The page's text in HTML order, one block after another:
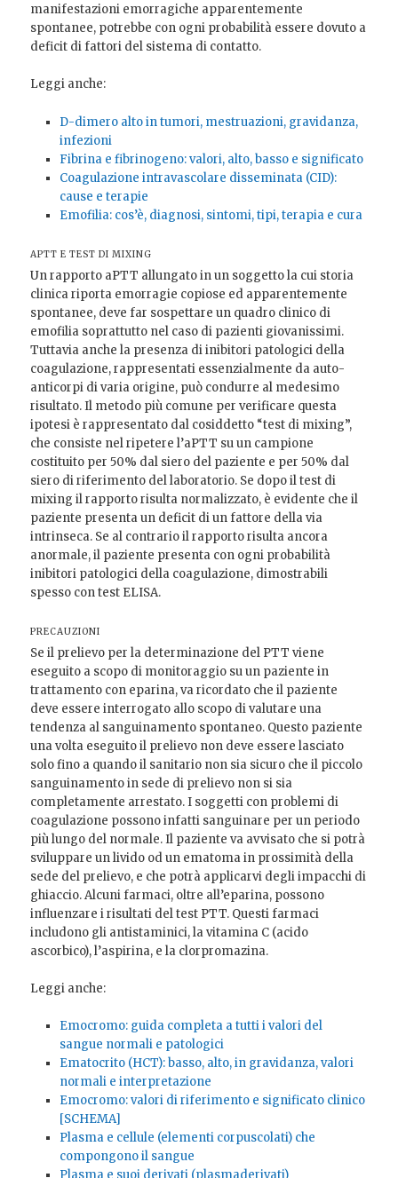
manifestazioni emorragiche apparentemente
spontanee, potrebbe con ogni probabilità essere dovuto a
deficit di fattori del sistema di contatto.
Leggi anche:
D-dimero alto in tumori, mestruazioni, gravidanza,
infezioni
Fibrina e fibrinogeno: valori, alto, basso e significato
Coagulazione intravascolare disseminata (CID):
cause e terapie
Emofilia: cos’è, diagnosi, sintomi, tipi, terapia e cura
APTT E TEST DI MIXING
Un rapporto aPTT allungato in un soggetto la cui storia
clinica riporta emorragie copiose ed apparentemente
spontanee, deve far sospettare un quadro clinico di
emofilia soprattutto nel caso di pazienti giovanissimi.
Tuttavia anche la presenza di inibitori patologici della
coagulazione, rappresentati essenzialmente da auto-
anticorpi di varia origine, può condurre al medesimo
risultato. Il metodo più comune per verificare questa
ipotesi è rappresentato dal cosiddetto “test di mixing”,
che consiste nel ripetere l’aPTT su un campione
costituito per 50% dal siero del paziente e per 50% dal
siero di riferimento del laboratorio. Se dopo il test di
mixing il rapporto risulta normalizzato, è evidente che il
paziente presenta un deficit di un fattore della via
intrinseca. Se al contrario il rapporto risulta ancora
anormale, il paziente presenta con ogni probabilità
inibitori patologici della coagulazione, dimostrabili
spesso con test ELISA.
PRECAUZIONI
Se il prelievo per la determinazione del PTT viene
eseguito a scopo di monitoraggio su un paziente in
trattamento con eparina, va ricordato che il paziente
deve essere interrogato allo scopo di valutare una
tendenza al sanguinamento spontaneo. Questo paziente
una volta eseguito il prelievo non deve essere lasciato
solo fino a quando il sanitario non sia sicuro che il piccolo
sanguinamento in sede di prelievo non si sia
completamente arrestato. I soggetti con problemi di
coagulazione possono infatti sanguinare per un periodo
più lungo del normale. Il paziente va avvisato che si potrà
sviluppare un livido od un ematoma in prossimità della
sede del prelievo, e che potrà applicarvi degli impacchi di
ghiaccio. Alcuni farmaci, oltre all’eparina, possono
influenzare i risultati del test PTT. Questi farmaci
includono gli antistaminici, la vitamina C (acido
ascorbico), l’aspirina, e la clorpromazina.
Leggi anche:
Emocromo: guida completa a tutti i valori del
sangue normali e patologici
Ematocrito (HCT): basso, alto, in gravidanza, valori
normali e interpretazione
Emocromo: valori di riferimento e significato clinico
[SCHEMA]
Plasma e cellule (elementi corpuscolati) che
compongono il sangue
Plasma e suoi derivati (plasmaderivati)